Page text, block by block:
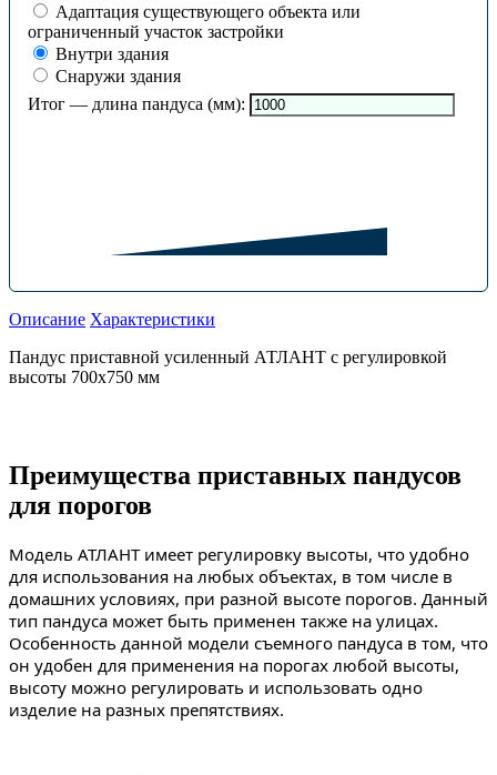
Адаптация существующего объекта или
ограниченный участок застройки
Внутри здания
Снаружи здания
Итог — длина пандуса (мм):
Описание Характеристики
Пандус приставной усиленный АТЛАНТ с регулировкой
высоты 700х750 мм
Преимущества приставных пандусов
для порогов
Модель АТЛАНТ имеет регулировку высоты, что удобно
для использования на любых объектах, в том числе в
домашних условиях, при разной высоте порогов. Данный
тип пандуса может быть применен также на улицах.
Особенность данной модели съемного пандуса в том, что
он удобен для применения на порогах любой высоты,
высоту можно регулировать и использовать одно
изделие на разных препятствиях.